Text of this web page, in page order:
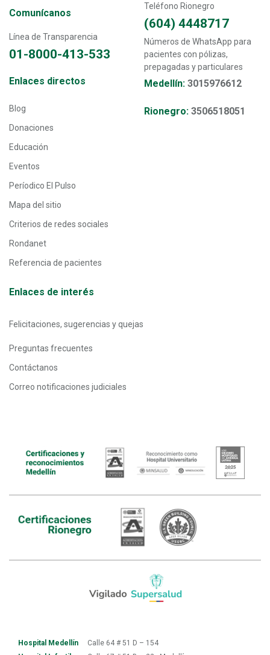
Comunícanos
Línea de Transparencia
01-8000-413-533
Teléfono Rionegro
(604) 4448717
Números de WhatsApp para
pacientes con pólizas,
prepagadas y particulares
Medellín: 3015976612
Rionegro: 3506518051
Transversal - Menú enlaces directos footer
Enlaces directos
Blog
Donaciones
Educación
Eventos
Períodico El Pulso
Mapa del sitio
Criterios de redes sociales
Rondanet
Referencia de pacientes
Enlaces de interés
Felicitaciones, sugerencias y quejas
Preguntas frecuentes
Contáctanos
Correo notificaciones judiciales
Hospital Medellín
Calle 64 # 51 D – 154